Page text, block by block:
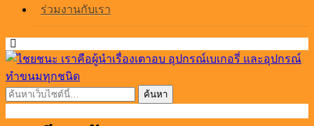
ร่วมงานกับเรา